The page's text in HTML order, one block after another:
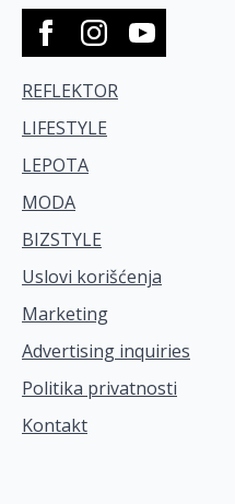
REFLEKTOR
LIFESTYLE
LEPOTA
MODA
BIZSTYLE
Uslovi korišćenja
Marketing
Advertising inquiries
Politika privatnosti
Kontakt